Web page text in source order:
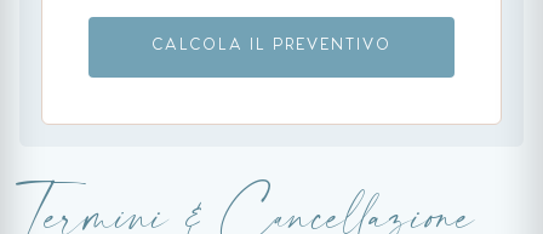
CALCOLA IL PREVENTIVO
Termini & Cancellazione